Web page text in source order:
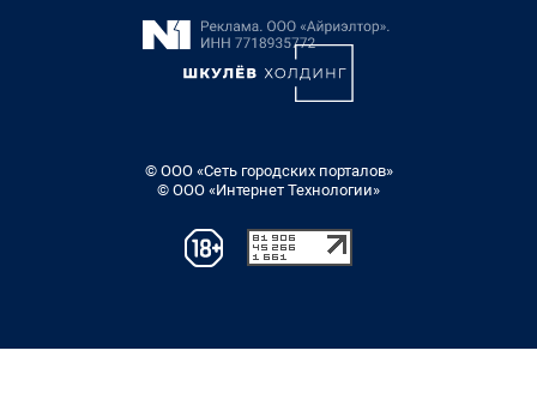
© ООО «Сеть городских порталов»
© ООО «Интернет Технологии»